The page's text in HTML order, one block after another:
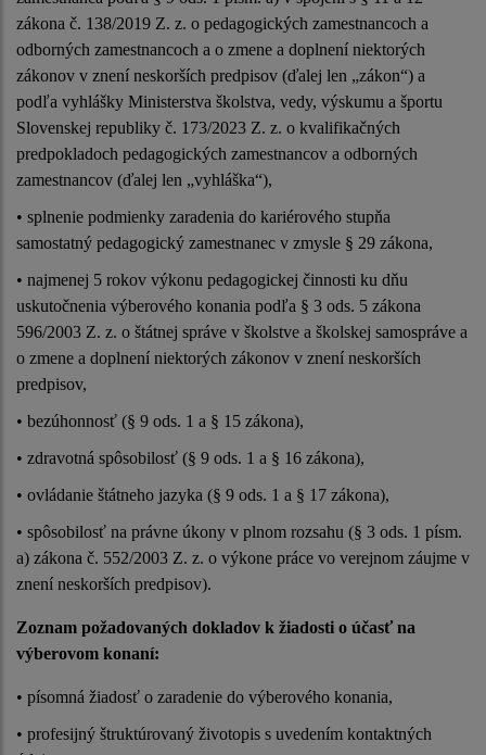
zákona č. 138/2019 Z. z. o pedagogických zamestnancoch a
odborných zamestnancoch a o zmene a doplnení niektorých
zákonov v znení neskorších predpisov (ďalej len „zákon“) a
podľa vyhlášky Ministerstva školstva, vedy, výskumu a športu
Slovenskej republiky č. 173/2023 Z. z. o kvalifikačných
predpokladoch pedagogických zamestnancov a odborných
zamestnancov (ďalej len „vyhláška“),
• splnenie podmienky zaradenia do kariérového stupňa
samostatný pedagogický zamestnanec v zmysle § 29 zákona,
• najmenej 5 rokov výkonu pedagogickej činnosti ku dňu
uskutočnenia výberového konania podľa § 3 ods. 5 zákona
596/2003 Z. z. o štátnej správe v školstve a školskej samospráve a
o zmene a doplnení niektorých zákonov v znení neskorších
predpisov,
• bezúhonnosť (§ 9 ods. 1 a § 15 zákona),
• zdravotná spôsobilosť (§ 9 ods. 1 a § 16 zákona),
• ovládanie štátneho jazyka (§ 9 ods. 1 a § 17 zákona),
• spôsobilosť na právne úkony v plnom rozsahu (§ 3 ods. 1 písm.
a) zákona č. 552/2003 Z. z. o výkone práce vo verejnom záujme v
znení neskorších predpisov).
Zoznam požadovaných dokladov k žiadosti o účasť na
výberovom konaní:
• písomná žiadosť o zaradenie do výberového konania,
• profesijný štruktúrovaný životopis s uvedením kontaktných